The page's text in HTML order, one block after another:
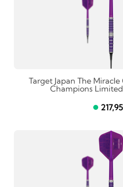
Target Japan The
Champions